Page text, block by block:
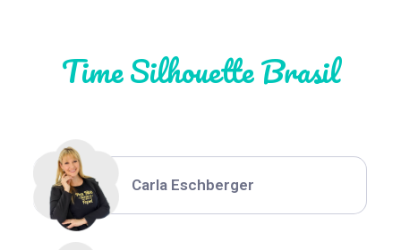
Time Silhouette Brasil
Thiara Ney
Carla Eschberger